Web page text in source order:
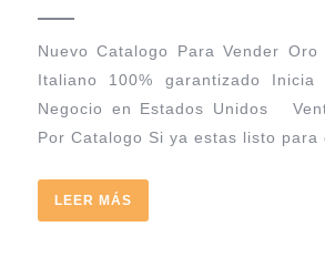
Nuevo Catalogo Para Vender Oro de 14 Kt.
Italiano 100% garantizado Inicia
Negocio en Estados Unidos
Por Catalogo Si ya estas listo para
LEER MÁS
MÁS